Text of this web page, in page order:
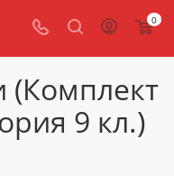
0
(Комплект
9 кл.)